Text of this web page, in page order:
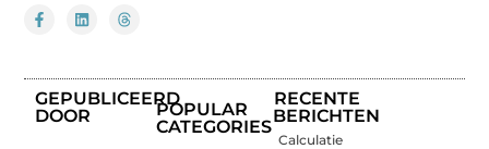
GEPUBLICEERD
DOOR
POPULAR
CATEGORIES
RECENTE
BERICHTEN
Calculatie